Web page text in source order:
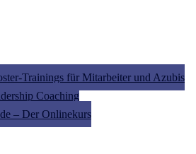
Trainings für Mitarbeiter und Azubis
Coaching
– Der Onlinekurs